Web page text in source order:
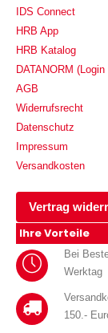
IDS Connect
HRB App
HRB Katalog
DATANORM
AGB
Widerrufsrecht
Datenschutz
Impressum
Versandkosten
Vertrag
Ihre Vorteile
Bei
Werktag
150.-